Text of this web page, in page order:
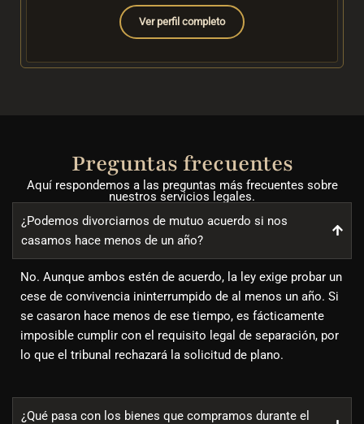
Ver perfil completo
Preguntas frecuentes
Aquí respondemos a las preguntas más frecuentes sobre
nuestros servicios legales.
¿Podemos divorciarnos de mutuo acuerdo si nos
casamos hace menos de un año?
No. Aunque ambos estén de acuerdo, la ley exige probar un
cese de convivencia ininterrumpido de al menos un año. Si
se casaron hace menos de ese tiempo, es fácticamente
imposible cumplir con el requisito legal de separación, por
lo que el tribunal rechazará la solicitud de plano.
¿Qué pasa con los bienes que compramos durante el